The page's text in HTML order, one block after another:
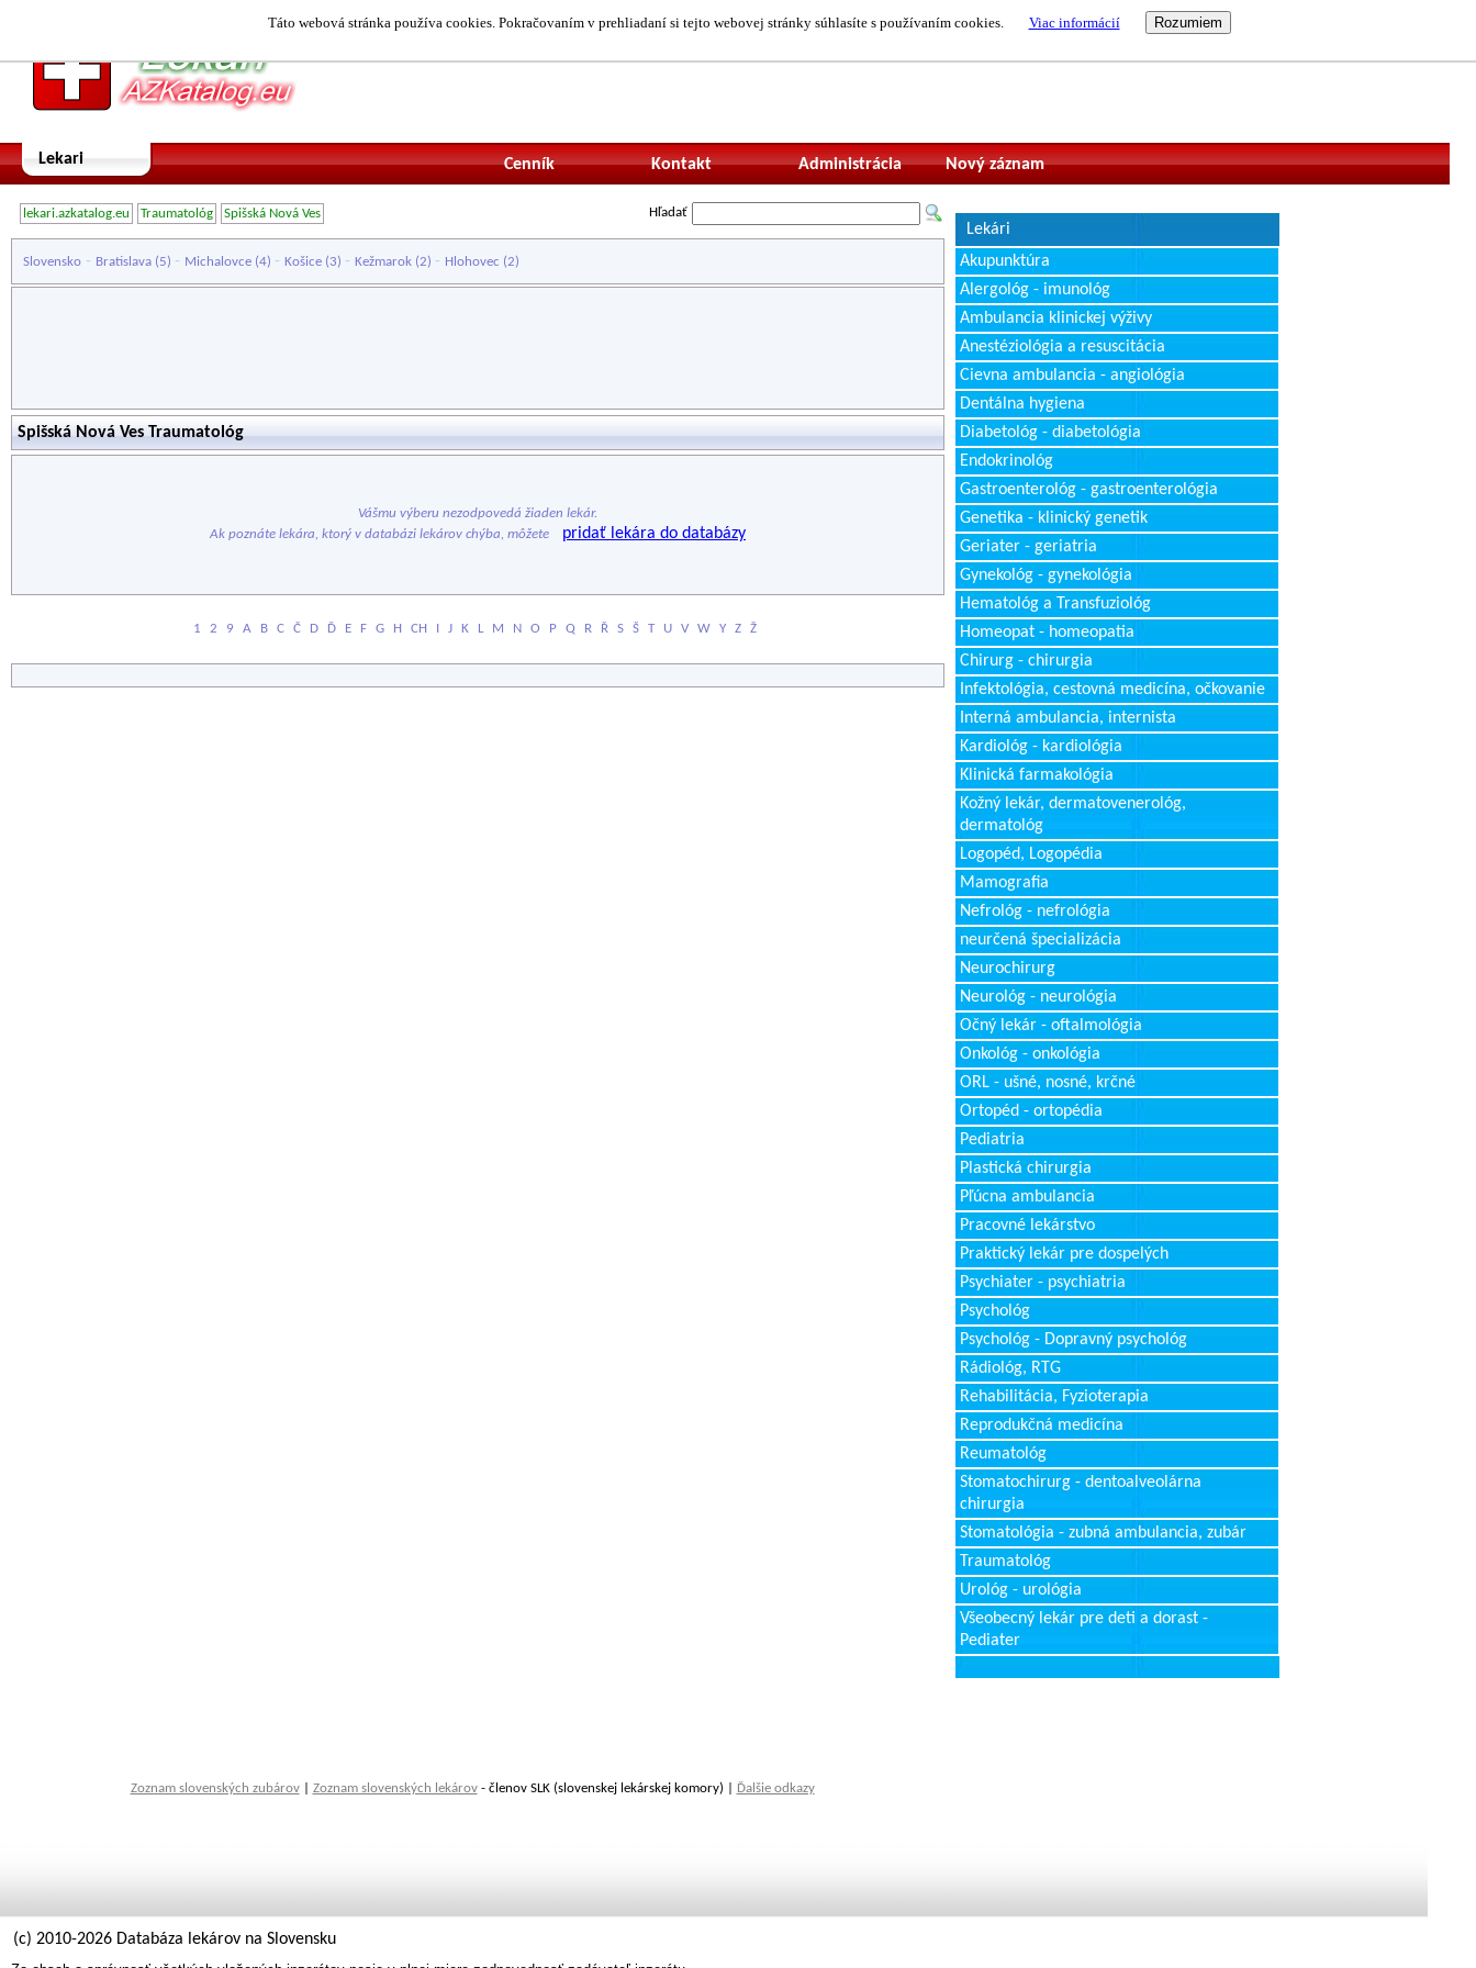
Táto webová stránka používa cookies. Pokračovaním v prehliadaní si tejto webovej stránky súhlasíte s používaním cookies. Viac informácií
Lekari Nový záznam
Administrácia
Kontakt
Cenník
lekari.azkatalog.eu Traumatológ Spišská Nová Ves Hľadať
Slovensko - Bratislava (5) - Michalovce (4) - Košice (3) - Kežmarok (2) - Hlohovec (2)
Spišská Nová Ves Traumatológ
Vášmu výberu nezodpovedá žiaden lekár.
Ak poznáte lekára, ktorý v databázi lekárov chýba, môžete
pridať lekára do databázy
1 2 9 A B C Č D Ď E F G H CH I J K L M N O P Q R Ř S Š T U V W Y Z Ž
Lekári
Akupunktúra
Alergológ - imunológ
Ambulancia klinickej výživy
Anestéziológia a resuscitácia
Cievna ambulancia - angiológia
Dentálna hygiena
Diabetológ - diabetológia
Endokrinológ
Gastroenterológ - gastroenterológia
Genetika - klinický genetik
Geriater - geriatria
Gynekológ - gynekológia
Hematológ a Transfuziológ
Homeopat - homeopatia
Chirurg - chirurgia
Infektológia, cestovná medicína, očkovanie
Interná ambulancia, internista
Kardiológ - kardiológia
Klinická farmakológia
Kožný lekár, dermatovenerológ,
dermatológ
Logopéd, Logopédia
Mamografia
Nefrológ - nefrológia
neurčená špecializácia
Neurochirurg
Neurológ - neurológia
Očný lekár - oftalmológia
Onkológ - onkológia
ORL - ušné, nosné, krčné
Ortopéd - ortopédia
Pediatria
Plastická chirurgia
Pľúcna ambulancia
Pracovné lekárstvo
Praktický lekár pre dospelých
Psychiater - psychiatria
Psychológ
Psychológ - Dopravný psychológ
Rádiológ, RTG
Rehabilitácia, Fyzioterapia
Reprodukčná medicína
Reumatológ
Stomatochirurg - dentoalveolárna
chirurgia
Stomatológia - zubná ambulancia, zubár
Traumatológ
Urológ - urológia
Všeobecný lekár pre deti a dorast -
Pediater
Zoznam slovenských zubárov| Zoznam slovenských lekárov- členov SLK (slovenskej lekárskej komory) | Ďalšie odkazy
(c) 2010-2026 Databáza lekárov na Slovensku